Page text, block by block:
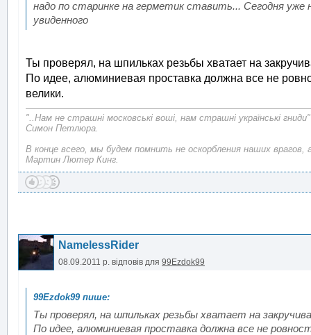
надо по старинке на герметик ставить... Сегодня уже
увиденного
Ты проверял, на шпильках резьбы хватает на
По идее, алюминиевая проставка должна все не
велики.
"..Нам не страшні московські воші, нам страшні українські гниди"
Симон Петлюра.
В конце всего, мы будем помнить не оскорбления наших врагов,
Мартин Лютер Кинг.
NamelessRider
08.09.2011 р. відповів для 99Ezdok99
Ты проверял, на шпильках резьбы хватает на
По идее, алюминиевая проставка должна все не